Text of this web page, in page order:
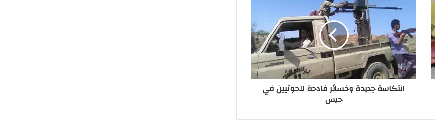
انتكاسة جديدة وخسائر فادحة للحوثيين في
حيس